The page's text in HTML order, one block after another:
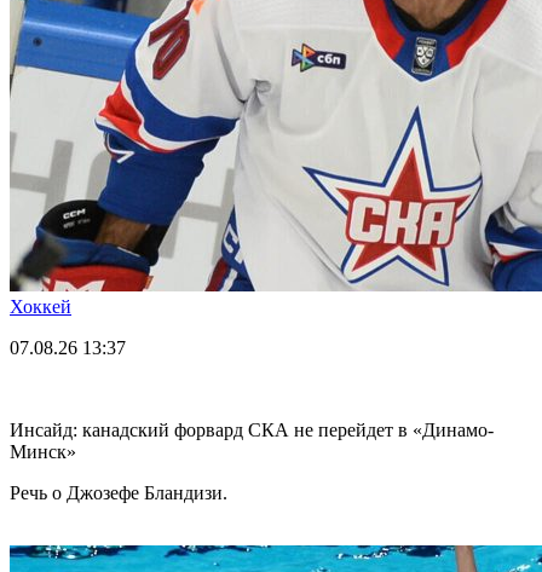
Хоккей
07.08.26 13:37
Инсайд: канадский форвард СКА не перейдет в «Динамо-
Минск»
Речь о Джозефе Бландизи.